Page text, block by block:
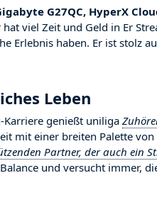
G27QC, HyperX
hat viel Zeit und Geld in Er
Erlebnis haben. Er ist stolz
Leben
Karriere genießt uniliga
mit einer breiten Palette
Partner, der auch ein
und versucht immer,